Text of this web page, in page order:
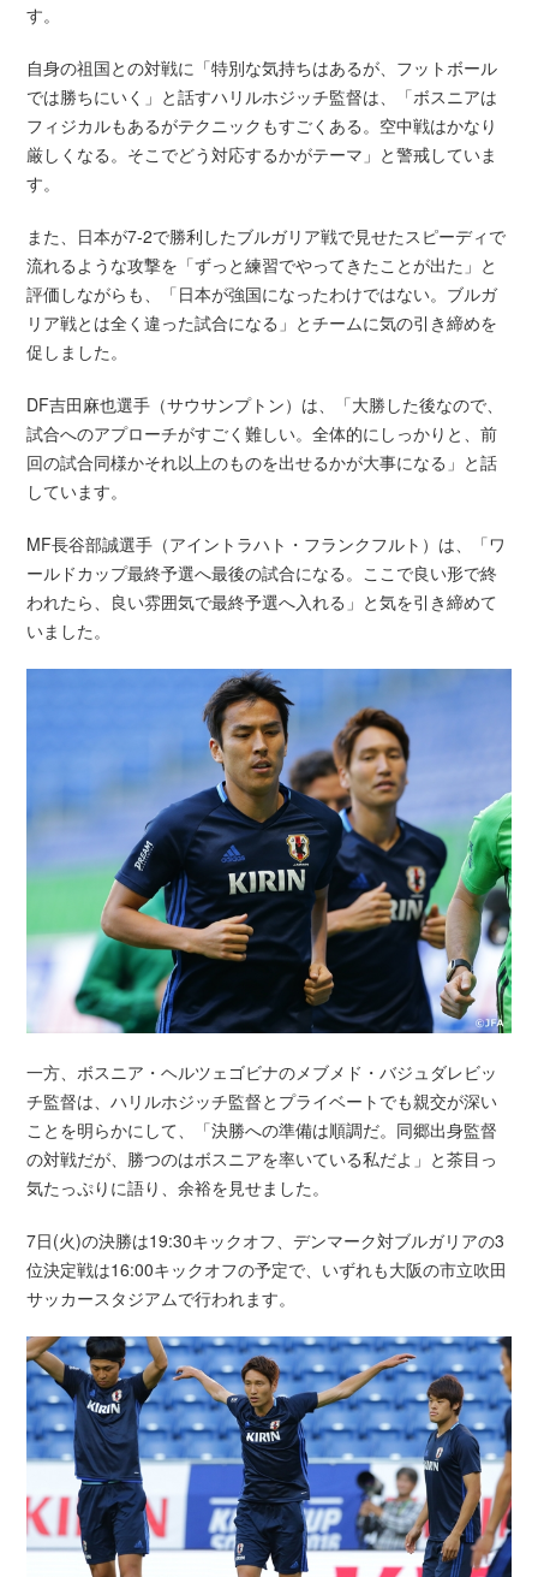
す。
自身の祖国との対戦に「特別な気持ちはあるが、フットボール
では勝ちにいく」と話すハリルホジッチ監督は、「ボスニアは
フィジカルもあるがテクニックもすごくある。空中戦はかなり
厳しくなる。そこでどう対応するかがテーマ」と警戒していま
す。
また、日本が7-2で勝利したブルガリア戦で見せたスピーディで
流れるような攻撃を「ずっと練習でやってきたことが出た」と
評価しながらも、「日本が強国になったわけではない。ブルガ
リア戦とは全く違った試合になる」とチームに気の引き締めを
促しました。
DF吉田麻也選手（サウサンプトン）は、「大勝した後なので、
試合へのアプローチがすごく難しい。全体的にしっかりと、前
回の試合同様かそれ以上のものを出せるかが大事になる」と話
しています。
MF長谷部誠選手（アイントラハト・フランクフルト）は、「ワ
ールドカップ最終予選へ最後の試合になる。ここで良い形で終
われたら、良い雰囲気で最終予選へ入れる」と気を引き締めて
いました。
一方、ボスニア・ヘルツェゴビナのメブメド・バジュダレビッ
チ監督は、ハリルホジッチ監督とプライベートでも親交が深い
ことを明らかにして、「決勝への準備は順調だ。同郷出身監督
の対戦だが、勝つのはボスニアを率いている私だよ」と茶目っ
気たっぷりに語り、余裕を見せました。
7日(火)の決勝は19:30キックオフ、デンマーク対ブルガリアの3
位決定戦は16:00キックオフの予定で、いずれも大阪の市立吹田
サッカースタジアムで行われます。